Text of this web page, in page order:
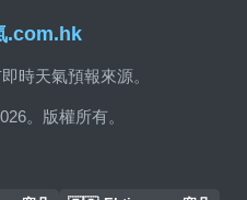
.com.hk
時天氣預報來源。
。版權所有。